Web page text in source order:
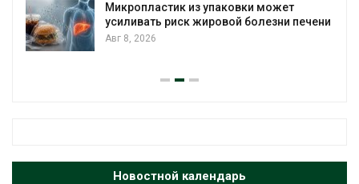
Микропластик из упаковки может
усиливать риск жировой болезни печени
Авг 8, 2026
Новостной календарь